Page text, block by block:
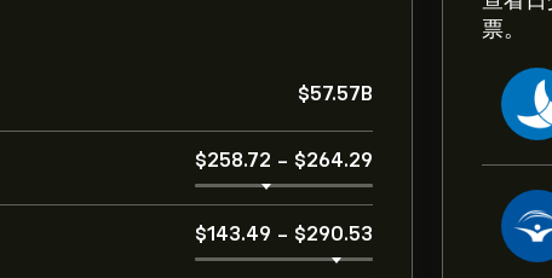
票。
‎$‎57.57B
‎$‎258.72 - ‎$‎264.29
‎$‎143.49 - ‎$‎290.53